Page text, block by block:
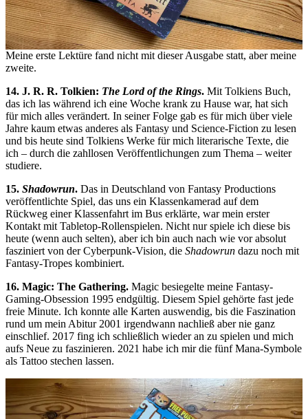
Meine erste Lektüre fand nicht mit dieser Ausgabe statt, aber meine
zweite.
14. J. R. R. Tolkien: The Lord of the Rings. Mit Tolkiens Buch,
das ich las während ich eine Woche krank zu Hause war, hat sich
für mich alles verändert. In seiner Folge gab es für mich über viele
Jahre kaum etwas anderes als Fantasy und Science-Fiction zu lesen
und bis heute sind Tolkiens Werke für mich literarische Texte, die
ich – durch die zahllosen Veröffentlichungen zum Thema – weiter
studiere.
15. Shadowrun. Das in Deutschland von Fantasy Productions
veröffentlichte Spiel, das uns ein Klassenkamerad auf dem
Rückweg einer Klassenfahrt im Bus erklärte, war mein erster
Kontakt mit Tabletop-Rollenspielen. Nicht nur spiele ich diese bis
heute (wenn auch selten), aber ich bin auch nach wie vor absolut
fasziniert von der Cyberpunk-Vision, die Shadowrun dazu noch mit
Fantasy-Tropes kombiniert.
16. Magic: The Gathering. Magic besiegelte meine Fantasy-
Gaming-Obsession 1995 endgültig. Diesem Spiel gehörte fast jede
freie Minute. Ich konnte alle Karten auswendig, bis die Faszination
rund um mein Abitur 2001 irgendwann nachließ aber nie ganz
einschlief. 2017 fing ich schließlich wieder an zu spielen und mich
aufs Neue zu faszinieren. 2021 habe ich mir die fünf Mana-Symbole
als Tattoo stechen lassen.